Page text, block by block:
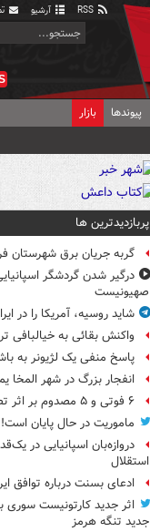
آرشیو
پیوندها بازار
پربازدیدترین ها
گربه جریان برق شهرستان
درگیر شدن گردشگر
صهیونیست
شاید روسیه، آمریکا را در
واکنش بقائی به خیالبافی
پاسخ منفی یک لژیونر به
انفجار بزرگ در شهر المخا
۶ فوتی و ۵ مصدوم بر اثر تصادف زنجیره‌ای
ماموریت در حال پایان است!
دروازه‌بان اسپانیایی در
استقلال
ادعای بسنت درباره توافق
اثر جدید کارتونیست سوری
جدید تنگه هرمز